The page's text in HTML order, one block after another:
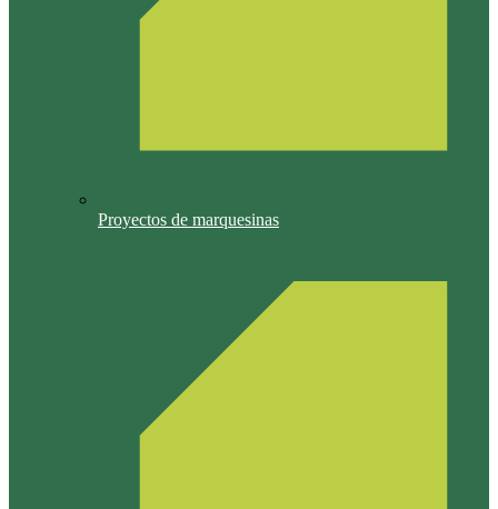
Proyectos de marquesinas